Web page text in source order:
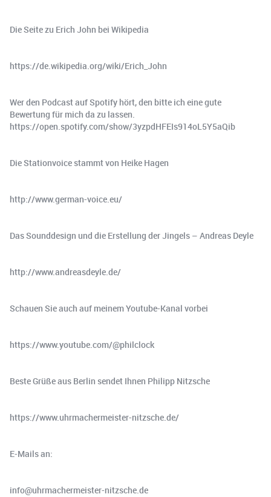
Die Seite zu Erich John bei Wikipedia
https://de.wikipedia.org/wiki/Erich_John
Wer den Podcast auf Spotify hört, den bitte ich eine gute
Bewertung für mich da zu lassen.
https://open.spotify.com/show/3yzpdHFEIs914oL5Y5aQib
Die Stationvoice stammt von Heike Hagen
http://www.german-voice.eu/
Das Sounddesign und die Erstellung der Jingels – Andreas Deyle
http://www.andreasdeyle.de/
Schauen Sie auch auf meinem Youtube-Kanal vorbei
https://www.youtube.com/@philclock
Beste Grüße aus Berlin sendet Ihnen Philipp Nitzsche
https://www.uhrmachermeister-nitzsche.de/
E-Mails an:
info@uhrmachermeister-nitzsche.de